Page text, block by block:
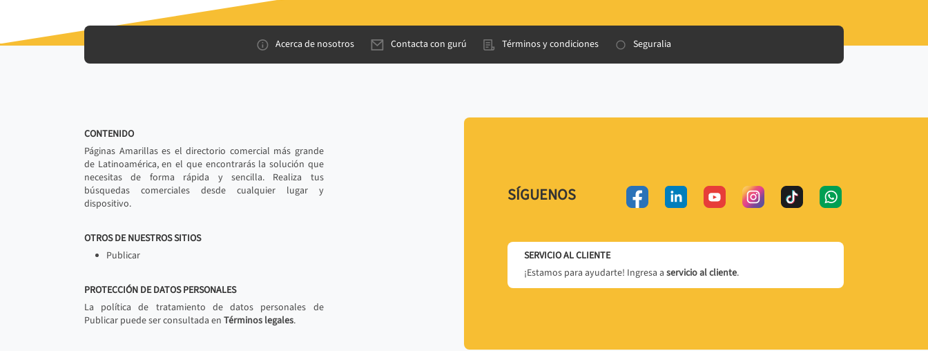
Acerca de nosotros Contacta con gurú Términos y condiciones Seguralia
CONTENIDO
Páginas Amarillas es el directorio comercial más grande
de Latinoamérica, en el que encontrarás la solución que
necesitas de forma rápida y sencilla. Realiza tus
búsquedas comerciales desde cualquier lugar y
dispositivo.
OTROS DE NUESTROS SITIOS
Publicar
PROTECCIÓN DE DATOS PERSONALES
La política de tratamiento de datos personales de
Publicar puede ser consultada en Términos legales.
SÍGUENOS
SERVICIO AL CLIENTE
¡Estamos para ayudarte! Ingresa a servicio al cliente.